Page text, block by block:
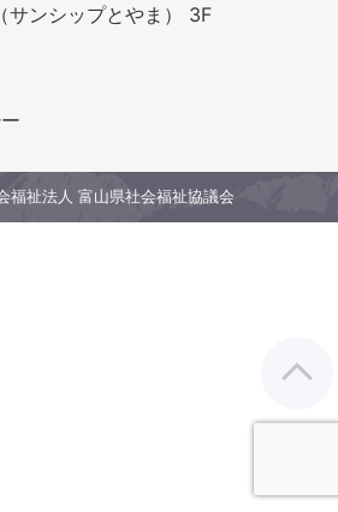
サンシップとやま） 3F
福祉法人 富山県社会福祉協議会